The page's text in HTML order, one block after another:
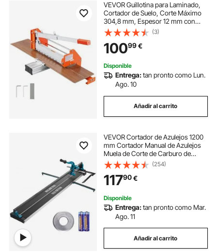
VEVOR Guillotina para Laminado,
Cortador de Suelo, Corte Máximo
304,8 mm, Espesor 12 mm con
Cuchilla D2, Guía de Ángulo,
Palanca de Aluminio, Soporte
Telescópico para Piso Vinilo SPC
LVP LVT VCT WPC
(3)
10099€
Disponible
Entrega:tan pronto como Lun.
Ago. 10
Añadir al carrito
VEVOR Cortador de Azulejos 1200
mm Cortador Manual de Azulejos
Muela de Corte de Carburo de
Tungsteno Posicionamiento por
Infrarrojos Pies Antideslizantes
para Instaladores Profesionales
Principiantes
(254)
11790€
Disponible
Entrega:tan pronto como Mar.
Ago. 11
Añadir al carrito